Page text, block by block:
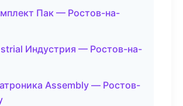
Пак — Ростов-на-
Индустрия — Ростов-на-
Assembly — Ростов-